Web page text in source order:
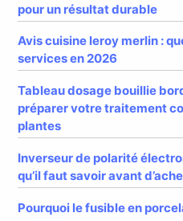
pour un résultat durable
Avis cuisine leroy merlin :
services en 2026
Tableau dosage bouillie
préparer votre traitement
plantes
Inverseur de polarité
qu’il faut savoir avant
Pourquoi le fusible en